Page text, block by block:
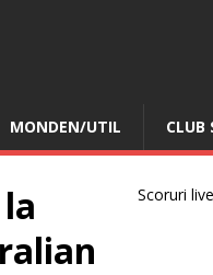
MONDEN/UTIL CLUB
Scoruri